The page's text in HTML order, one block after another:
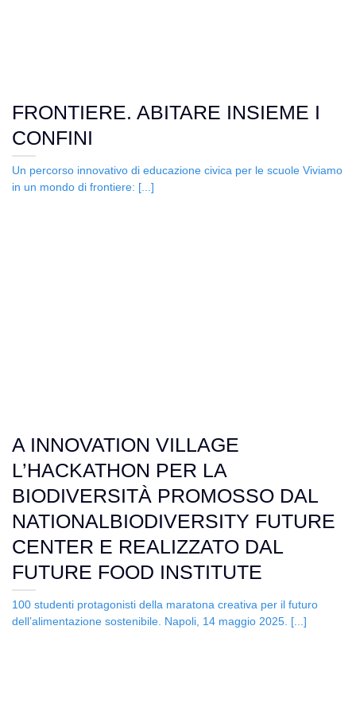
FRONTIERE. ABITARE INSIEME I
CONFINI
Un percorso innovativo di educazione civica per le scuole Viviamo
in un mondo di frontiere: [...]
A INNOVATION VILLAGE
L’HACKATHON PER LA
BIODIVERSITÀ PROMOSSO DAL
NATIONALBIODIVERSITY FUTURE
CENTER E REALIZZATO DAL
FUTURE FOOD INSTITUTE
100 studenti protagonisti della maratona creativa per il futuro
dell’alimentazione sostenibile. Napoli, 14 maggio 2025. [...]